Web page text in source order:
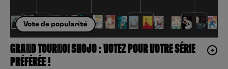
Vote de popularité
GRAND TOURNOI SHOJO : VOTEZ POUR VOTRE SÉRIE
PRÉFÉRÉE !